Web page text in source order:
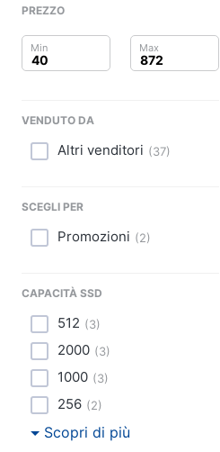
Salute e igiene
Giocattoli
Fotografia
Casalinghi
Abbigliamento
Sport
Animali
Motori
PREZZO
VENDUTO DA
Altri venditori (37)
SCEGLI PER
Promozioni (2)
CAPACITÀ SSD
512 (3)
2000 (3)
1000 (3)
256 (2)
Scopri di più